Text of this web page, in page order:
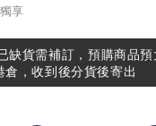
享
缺貨需補訂，預購商品
倉，收到後分貨後寄出